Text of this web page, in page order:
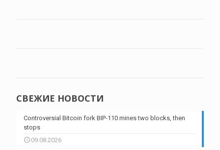
СВЕЖИЕ НОВОСТИ
Controversial Bitcoin fork BIP-110 mines two blocks, then
stops
09.08.2026